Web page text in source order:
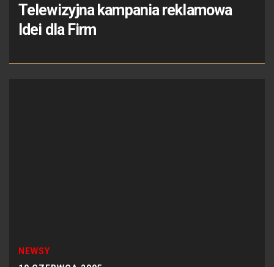
Telewizyjna kampania reklamowa
Idei dla Firm
NEWSY